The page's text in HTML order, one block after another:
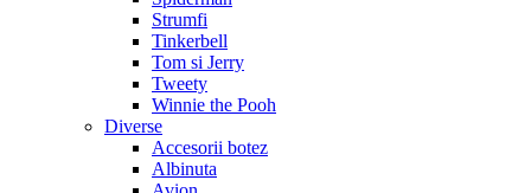
Strumfi
Tinkerbell
Tom si Jerry
Tweety
Winnie the Pooh
Diverse
Accesorii botez
Albinuta